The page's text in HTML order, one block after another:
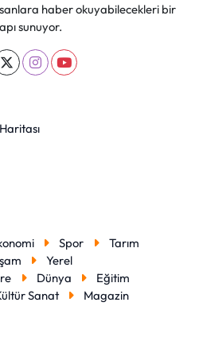
haber okuyabilecekleri bir
sunuyor.
Spor
Tarım
Yerel
Dünya
Eğitim
Sanat
Magazin